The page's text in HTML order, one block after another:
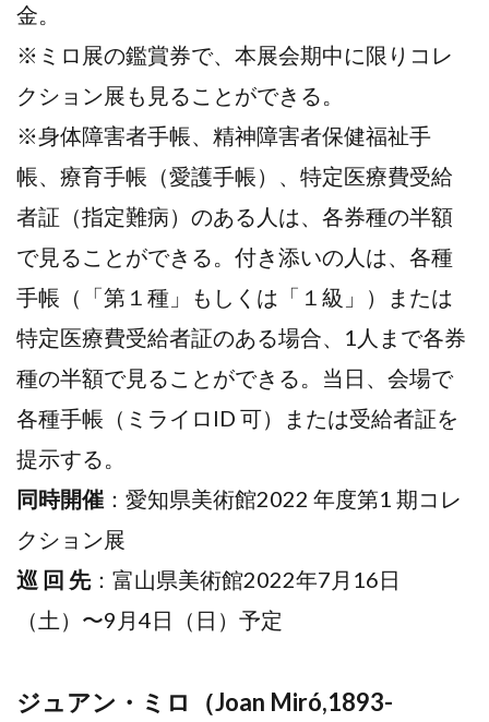
⾦。
※ミロ展の鑑賞券で、本展会期中に限りコレ
クション展も見ることができる。
※⾝体障害者⼿帳、精神障害者保健福祉⼿
帳、療育⼿帳（愛護⼿帳）、特定医療費受給
者証（指定難病）のある人は、各券種の半額
で見ることができる。付き添いの人は、各種
⼿帳（「第１種」もしくは「１級」）または
特定医療費受給者証のある場合、1人まで各券
種の半額で見ることができる。当⽇、会場で
各種⼿帳（ミライロID 可）または受給者証を
提示する。
同時開催 ：愛知県美術館2022 年度第1 期コレ
クション展
巡 回 先：富⼭県美術館2022年7⽉16⽇
（⼟）〜9⽉4⽇（⽇）予定
ジュアン・ミロ（Joan Miró,1893-